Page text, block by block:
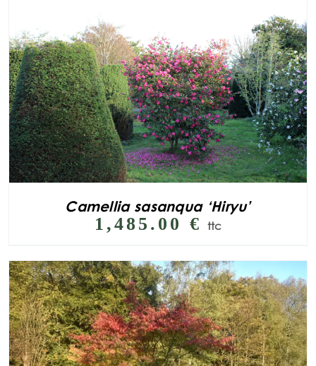
Camellia sasanqua ‘Hiryu’
1,485.00 € ttc